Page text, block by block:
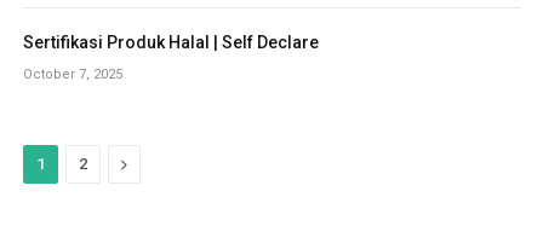
Sertifikasi Produk Halal | Self Declare
October 7, 2025
1 2
N